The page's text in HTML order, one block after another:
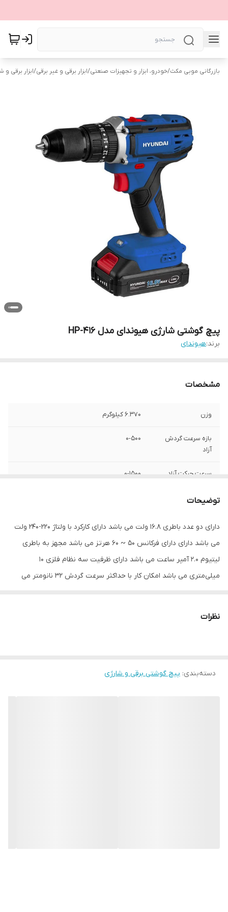
بازرگانی موبی مکث/خودرو، ابزار و تجهیزات صنعتی/ابزار برقی و غیر برقی/ابزار برقی و
پیچ گوشتی شارژی هیوندای مدل HP-416
برند:هیوندای
مشخصات
وزن 6.370 کیلوگرم
بازه سرعت گردش
آزاد
0-500
سرعت حرکت آزاد 0-1500
اقلام همراه
توضیحات
دارای دو عدد باطری 16.8 ولت می باشد دارای کارکرد با ولتاژ 220-240 ولت
می باشد دارای دارای فرکانس 50 ~ 60 هرتز می باشد مجهز به باطری
لیتیوم 2.0 آمپر ساعت می باشد دارای ظرفیت سه نظام فلزی 10
میلی‌متری می باشد امکان کار با حداکثر سرعت گردش 32 نانومتر می
نظرات
دسته‌بندی: پیچ گوشتی برقی و شارژی